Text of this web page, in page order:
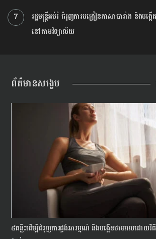
7
រដ្ឋមន្រ្តីអប់រំ ជំរុញការ​បង្រៀនភាសាបារាំង និង​បង្ក
នៅតាមវិទ្យាល័យ
ព័ត៌មានសង្ខេប
៥គន្លឹះដើម្បីជំរុញការផ្ចង់អារម្មណ៍ និងបង្កើនថាមពលដោយ